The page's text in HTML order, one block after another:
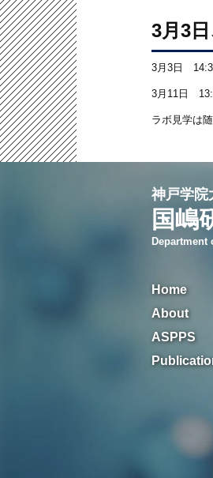
3月3
3月3日
3月11日
ラボ見学は
神戸学院
国嶋
Department
Home
About
ASPPS